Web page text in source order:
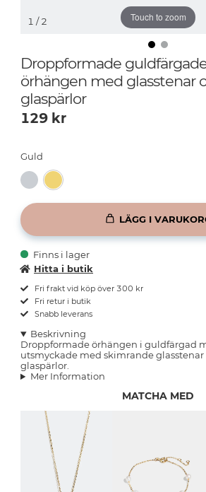
Touch to zoom
1 / 2
Droppformade
örhängen med glasstenar
glaspärlor
129 kr
Guld
LÄGG I
Finns i lager
Hitta i butik
Fri frakt vid köp över 300 kr
Fri retur i butik
Snabb leverans
Beskrivning
Droppformade örhängen i guldfärgad
utsmyckade med skimrande glasstenar
glaspärlor.
Mer Information
MATCHA MED